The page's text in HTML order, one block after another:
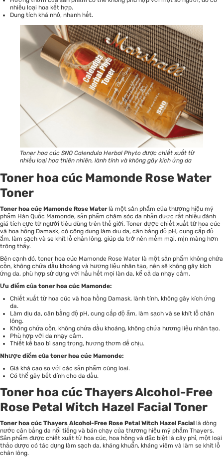
nhiều loại hoa kết hợp.
Dung tích khá nhỏ, nhanh hết.
Toner hoa cúc SNO Calendula Herbal Phyto được chiết xuất từ
nhiều loại hoa thiên nhiên, lành tính và không gây kích ứng da
Toner hoa cúc Mamonde Rose Water
Toner
Toner hoa cúc Mamonde Rose Waterlà một sản phẩm của thương hiệu mỹ
phẩm Hàn Quốc Mamonde, sản phẩm chăm sóc da nhận được rất nhiều đánh
giá tích cực từ người tiêu dùng trên thế giới. Toner được chiết xuất từ hoa cúc
và hoa hồng Damask, có công dụng làm dịu da, cân bằng độ pH, cung cấp độ
ẩm, làm sạch và se khít lỗ chân lông, giúp da trở nên mềm mại, mịn màng hơn
trông thấy.
Bên cạnh đó, toner hoa cúc Mamonde Rose Water là một sản phẩm không chứa
cồn, không chứa dầu khoáng và hương liệu nhân tạo, nên sẽ không gây kích
ứng da, phù hợp sử dụng với hầu hết mọi làn da, kể cả da nhạy cảm.
Ưu điểm của toner hoa cúc Mamonde:
Chiết xuất từ hoa cúc và hoa hồng Damask, lành tính, không gây kích ứng
da.
Làm dịu da, cân bằng độ pH, cung cấp độ ẩm, làm sạch và se khít lỗ chân
lông.
Không chứa cồn, không chứa dầu khoáng, không chứa hương liệu nhân tạo.
Phù hợp với da nhạy cảm.
Thiết kế bao bì sang trọng, hương thơm dễ chịu.
Nhược điểm của toner hoa cúc Mamonde:
Giá khá cao so với các sản phẩm cùng loại.
Có thể gây bết dính cho da dầu.
Toner hoa cúc Thayers Alcohol-Free
Rose Petal Witch Hazel Facial Toner
Toner hoa cúc Thayers Alcohol-Free Rose Petal Witch Hazel Facial là dòng
nước cân bằng da nổi tiếng và bán chạy của thương hiệu mỹ phẩm Thayers.
Sản phẩm được chiết xuất từ hoa cúc, hoa hồng và đặc biệt là cây phỉ, một loại
thảo dược có tác dụng làm sạch da, kháng khuẩn, kháng viêm và làm se khít lỗ
chân lông.